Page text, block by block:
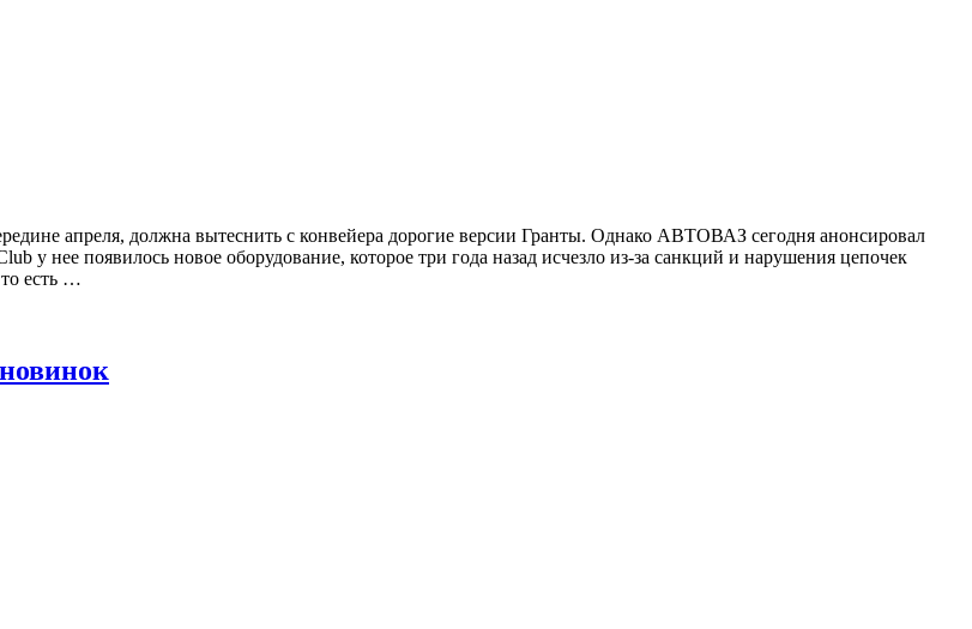
апреля, должна вытеснить с конвейера дорогие версии Гранты. Однако АВТОВАЗ сегодня анонсировал
нее появилось новое оборудование, которое три года назад исчезло из-за санкций и нарушения цепочек
есть …